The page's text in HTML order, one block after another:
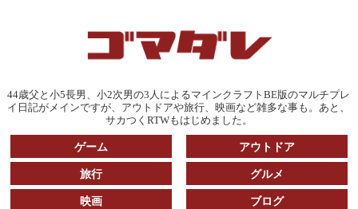
44歳父と小5長男、小2次男の3人によるマインクラフトBE版のマルチプレ
イ日記がメインですが、アウトドアや旅行、映画など雑多な事も。あと、
サカつくRTWもはじめました。
ゲーム アウトドア
旅行 グルメ
映画 ブログ